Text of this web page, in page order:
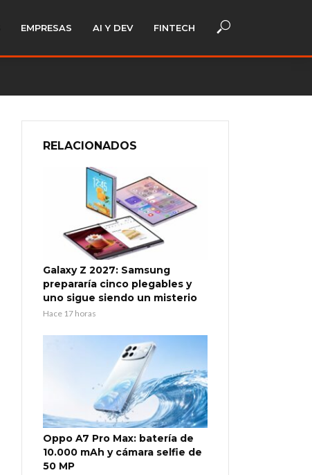
EMPRESAS AI Y DEV FINTECH
RELACIONADOS
Galaxy Z 2027: Samsung
prepararía cinco plegables y
uno sigue siendo un misterio
Hace 17 horas
Oppo A7 Pro Max: batería de
10.000 mAh y cámara selfie de
50 MP